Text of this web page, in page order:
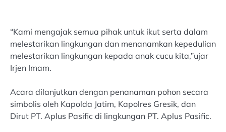
“Kami mengajak semua pihak untuk ikut serta dalam
melestarikan lingkungan dan menanamkan kepedulian
melestarikan lingkungan kepada anak cucu kita,”ujar
Irjen Imam.
Acara dilanjutkan dengan penanaman pohon secara
simbolis oleh Kapolda Jatim, Kapolres Gresik, dan
Dirut PT. Aplus Pasific di lingkungan PT. Aplus Pasific.